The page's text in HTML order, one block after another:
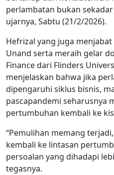
perlambatan bukan
ujarnya, Sabtu (21/2/2026).
Hefrizal yang juga
Unand serta meraih gelar
Finance dari Flinders
menjelaskan bahwa jika
dipengaruhi siklus bisnis,
pascapandemi seharusnya
pertumbuhan kembali ke
“Pemulihan memang
kembali ke lintasan
persoalan yang dihadapi
tegasnya.